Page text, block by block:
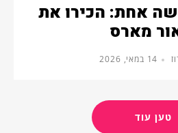
אחת: הכירו את
מארס
14 במאי, 2026
טען עוד